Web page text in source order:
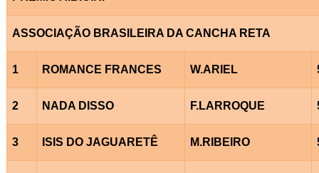
ASSOCIAÇÃO BRASILEIRA DA CANCHA RETA
1 ROMANCE FRANCES W.ARIEL
2 NADA DISSO F.LARROQUE
3 ISIS DO JAGUARETÊ M.RIBEIRO